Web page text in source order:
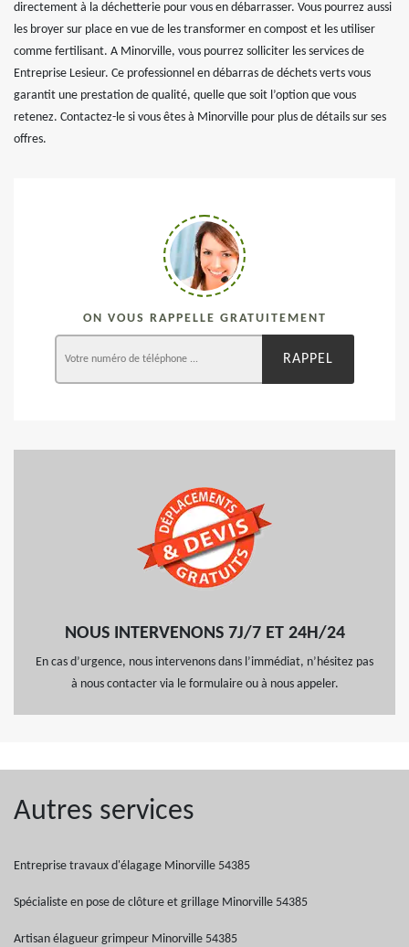
directement à la déchetterie pour vous en débarrasser. Vous pourrez aussi
les broyer sur place en vue de les transformer en compost et les utiliser
comme fertilisant. A Minorville, vous pourrez solliciter les services de
Entreprise Lesieur. Ce professionnel en débarras de déchets verts vous
garantit une prestation de qualité, quelle que soit l’option que vous
retenez. Contactez-le si vous êtes à Minorville pour plus de détails sur ses
offres.
ON VOUS RAPPELLE GRATUITEMENT
NOUS INTERVENONS 7J/7 ET 24H/24
En cas d’urgence, nous intervenons dans l’immédiat, n’hésitez pas
à nous contacter via le formulaire ou à nous appeler.
Autres services
Entreprise travaux d'élagage Minorville 54385
Spécialiste en pose de clôture et grillage Minorville 54385
Artisan élagueur grimpeur Minorville 54385